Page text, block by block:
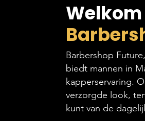
Barbershop
biedt mannen in
kapperservaring.
verzorgde look,
kunt van de